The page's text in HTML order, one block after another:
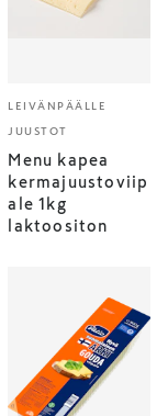
LEIVÄNPÄÄLLE
JUUSTOT
Menu kapea
kermajuustoviip
ale 1kg
laktoositon